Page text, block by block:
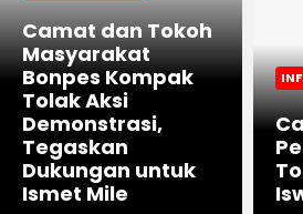
Camat dan Tokoh
Masyarakat
Bonpes Kompak
Tolak Aksi
Demonstrasi,
Tegaskan
Dukungan untuk
Ismet Mile